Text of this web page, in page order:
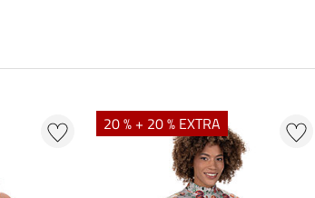
20 % + 20 % EXTRA